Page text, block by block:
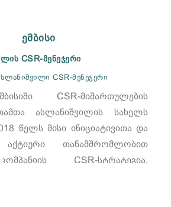
ემბისი
CSR-მენეჯერი
CSR-მენეჯერი
CSR-მიმართულების
ასლანიშვილის სახელს
წელს მისი ინიციატივითა და
აქტიური თანამშრომლობით
CSR-სტრატეგია,